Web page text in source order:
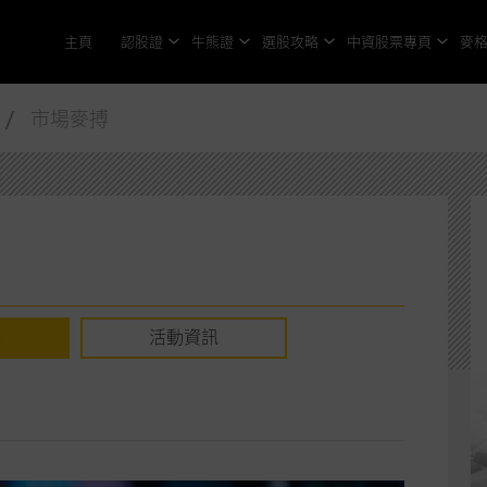
主頁 認股證 牛熊證 選股攻略 中資股票專頁 麥
市場麥搏
活動資訊